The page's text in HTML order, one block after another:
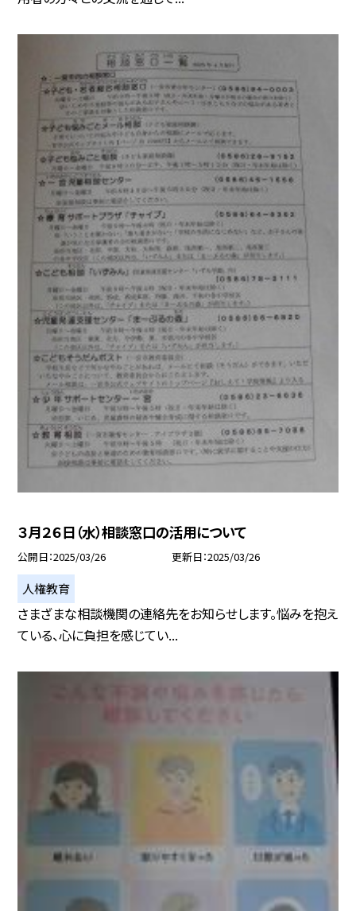
３月２６日（水）相談窓口の活用について
公開日 2025/03/26 更新日 2025/03/26
人権教育
さまざまな相談機関の連絡先をお知らせします。悩みを抱え
ている、心に負担を感じてい...